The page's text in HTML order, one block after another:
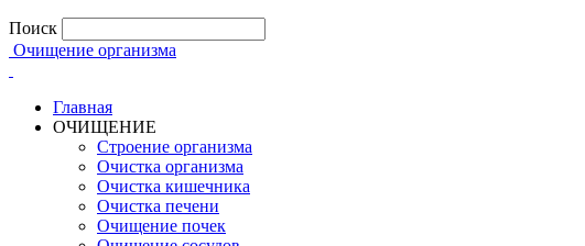
Поиск
Очищение организма
Главная
ОЧИЩЕНИЕ
Строение организма
Очистка организма
Очистка кишечника
Очистка печени
Очищение почек